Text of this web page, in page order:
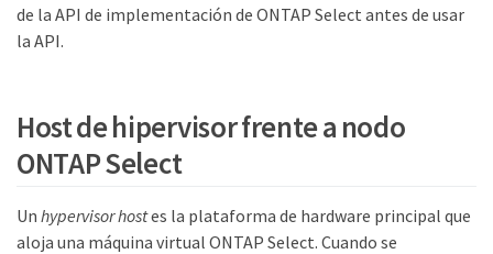
de la API de implementación de ONTAP Select antes de usar
la API.
Host de hipervisor frente a nodo
ONTAP Select
Un hypervisor hostes la plataforma de hardware principal que
aloja una máquina virtual ONTAP Select. Cuando se